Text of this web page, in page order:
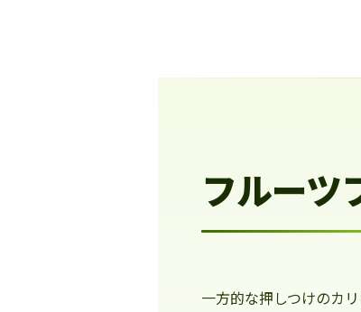
フルーツ
一方的な押しつけのカ